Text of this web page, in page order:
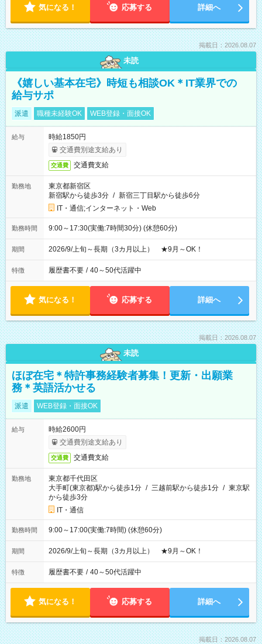
気になる！ 応募する 詳細へ
掲載日：2026.08.07
未読
《嬉しい基本在宅》時短も相談OK＊IT業界での
給与サポ
派遣 職種未経験OK WEB登録・面接OK
給与
時給1850円
交通費別途支給あり
交通費 交通費支給
勤務地
東京都新宿区
新宿駅から徒歩3分 / 新宿三丁目駅から徒歩6分
IT・通信;インターネット・Web
勤務時間 9:00～17:30(実働:7時間30分) (休憩60分)
期間 2026/9/上旬～長期（3カ月以上） ★9月～OK！
特徴 履歴書不要 / 40～50代活躍中
気になる！ 応募する 詳細へ
掲載日：2026.08.07
未読
ほぼ在宅＊特許事務経験者募集！更新・出願業
務＊英語活かせる
派遣 WEB登録・面接OK
給与
時給2600円
交通費別途支給あり
交通費 交通費支給
勤務地
東京都千代田区
大手町(東京都)駅から徒歩1分 / 三越前駅から徒歩1分 / 東京駅
から徒歩3分
IT・通信
勤務時間 9:00～17:00(実働:7時間) (休憩60分)
期間 2026/9/上旬～長期（3カ月以上） ★9月～OK！
特徴 履歴書不要 / 40～50代活躍中
気になる！ 応募する 詳細へ
掲載日：2026.08.07